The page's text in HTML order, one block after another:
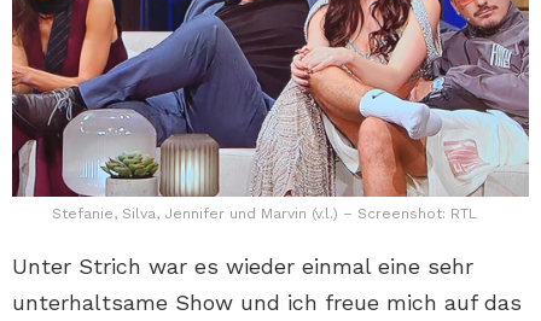
Stefanie, Silva, Jennifer und Marvin (v.l.) – Screenshot: RTL
Unter Strich war es wieder einmal eine sehr
unterhaltsame Show und ich freue mich auf das